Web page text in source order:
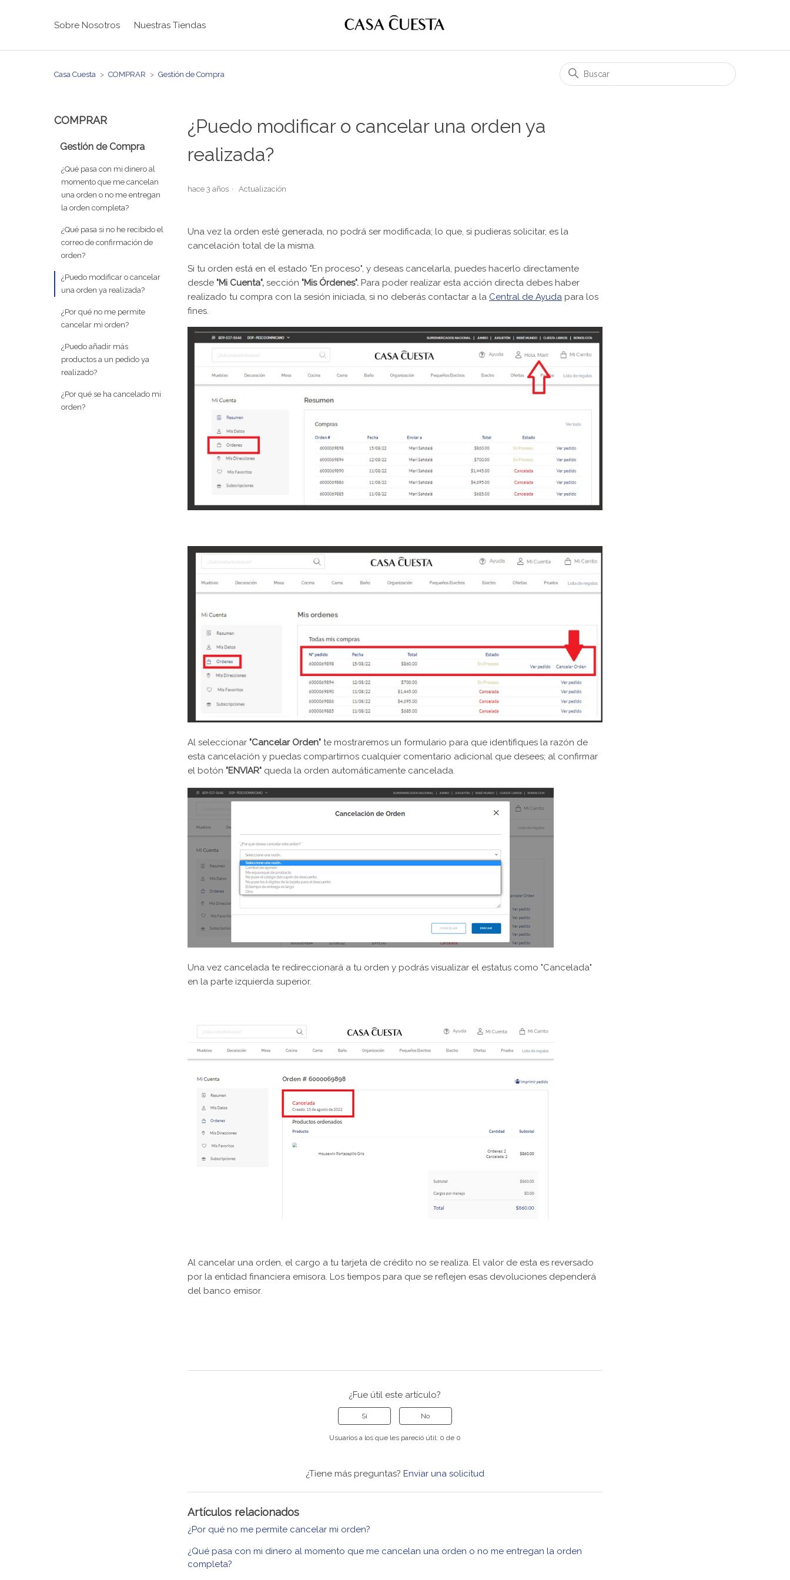
Sobre Nosotros Nuestras Tiendas
Casa Cuesta COMPRAR Gestión de Compra
COMPRAR
Gestión de Compra
¿Qué pasa con mi dinero al
momento que me cancelan
una orden o no me entregan
la orden completa?
¿Qué pasa si no he recibido el
correo de confirmación de
orden?
¿Puedo modificar o cancelar
una orden ya realizada?
¿Por qué no me permite
cancelar mi orden?
¿Puedo añadir más
productos a un pedido ya
realizado?
¿Por qué se ha cancelado mi
orden?
¿Puedo modificar o cancelar una orden ya
realizada?
hace 3 años Actualización
Una vez la orden esté generada, no podrá ser modificada; lo que, si pudieras solicitar, es la
cancelación total de la misma.
Si tu orden está en el estado "En proceso", y deseas cancelarla, puedes hacerlo directamente
desde "Mi Cuenta", sección "Mis Órdenes". Para poder realizar esta acción directa debes haber
realizado tu compra con la sesión iniciada, si no deberás contactar a la Central de Ayuda para los
fines.
Al seleccionar "Cancelar Orden"te mostraremos un formulario para que identifiques la razón de
esta cancelación y puedas compartirnos cualquier comentario adicional que desees; al confirmar
el botón "ENVIAR" queda la orden automáticamente cancelada.
Una vez cancelada te redireccionará a tu orden y podrás visualizar el estatus como "Cancelada"
en la parte izquierda superior.
Al cancelar una orden, el cargo a tu tarjeta de crédito no se realiza. El valor de esta es reversado
por la entidad financiera emisora. Los tiempos para que se reflejen esas devoluciones dependerá
del banco emisor.
¿Fue útil este artículo?
Sí No
Usuarios a los que les pareció útil: 0 de 0
¿Tiene más preguntas? Enviar una solicitud
Artículos relacionados
¿Por qué no me permite cancelar mi orden?
¿Qué pasa con mi dinero al momento que me cancelan una orden o no me entregan la orden
completa?